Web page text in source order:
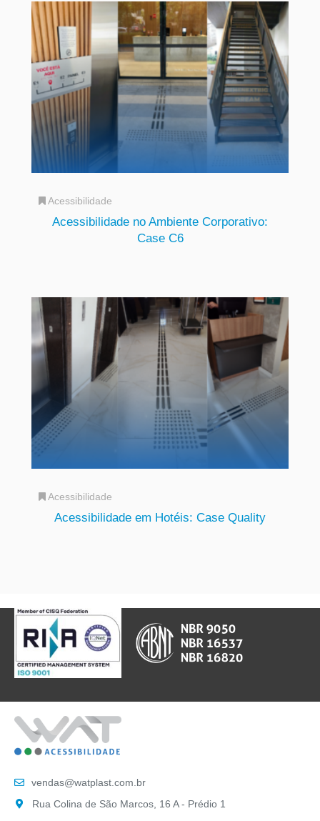
Acessibilidade
Acessibilidade no Ambiente Corporativo:
Case C6
Acessibilidade
Acessibilidade em Hotéis: Case Quality
vendas@watplast.com.br
Rua Colina de São Marcos, 16 A - Prédio 1